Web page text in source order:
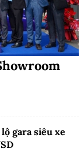
gara siêu xe